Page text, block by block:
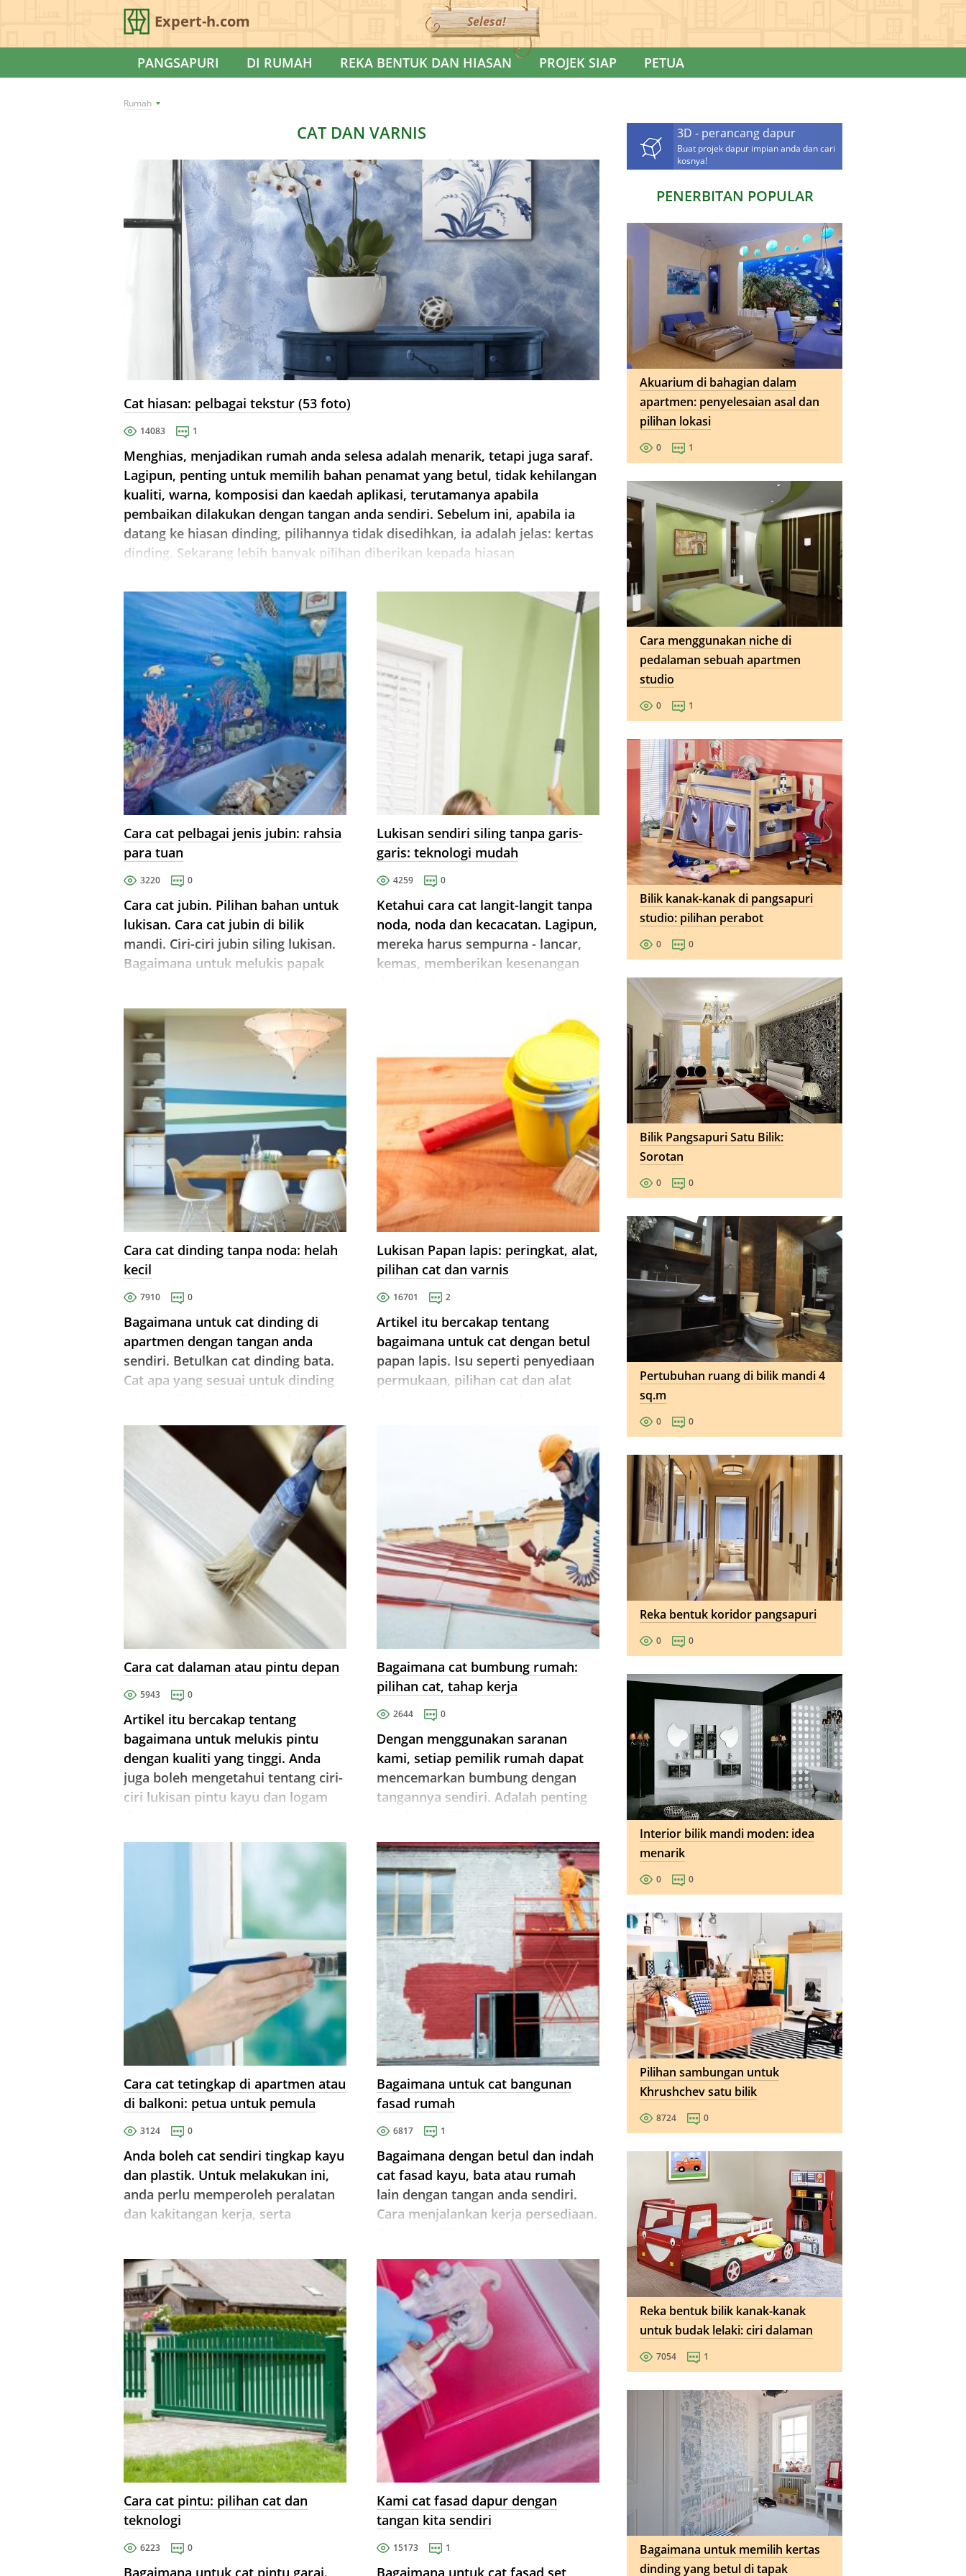
Expert-h.com Selesa!
PANGSAPURI DI RUMAH REKA BENTUK DAN HIASAN PROJEK SIAP PETUA
Rumah
CAT DAN VARNIS
Cat hiasan: pelbagai tekstur (53 foto)
14083 1
Menghias, menjadikan rumah anda selesa adalah menarik, tetapi juga saraf.
Lagipun, penting untuk memilih bahan penamat yang betul, tidak kehilangan
kualiti, warna, komposisi dan kaedah aplikasi, terutamanya apabila
pembaikan dilakukan dengan tangan anda sendiri. Sebelum ini, apabila ia
datang ke hiasan dinding, pilihannya tidak disedihkan, ia adalah jelas: kertas
dinding. Sekarang lebih banyak pilihan diberikan kepada hiasan
Cara cat pelbagai jenis jubin: rahsia
para tuan
3220 0
Cara cat jubin. Pilihan bahan untuk
lukisan. Cara cat jubin di bilik
mandi. Ciri-ciri jubin siling lukisan.
Bagaimana untuk melukis papak
Lukisan sendiri siling tanpa garis-
garis: teknologi mudah
4259 0
Ketahui cara cat langit-langit tanpa
noda, noda dan kecacatan. Lagipun,
mereka harus sempurna - lancar,
kemas, memberikan kesenangan
Cara cat dinding tanpa noda: helah
kecil
7910 0
Bagaimana untuk cat dinding di
apartmen dengan tangan anda
sendiri. Betulkan cat dinding bata.
Cat apa yang sesuai untuk dinding
lukisan dinding.
Lukisan Papan lapis: peringkat, alat,
pilihan cat dan varnis
16701 2
Artikel itu bercakap tentang
bagaimana untuk cat dengan betul
papan lapis. Isu seperti penyediaan
permukaan, pilihan cat dan alat
Cara cat dalaman atau pintu depan
5943 0
Artikel itu bercakap tentang
bagaimana untuk melukis pintu
dengan kualiti yang tinggi. Anda
juga boleh mengetahui tentang ciri-
ciri lukisan pintu kayu dan logam
Bagaimana cat bumbung rumah:
pilihan cat, tahap kerja
2644 0
Dengan menggunakan saranan
kami, setiap pemilik rumah dapat
mencemarkan bumbung dengan
tangannya sendiri. Adalah penting
mengambil kira semua nuansa.
Cara cat tetingkap di apartmen atau
di balkoni: petua untuk pemula
3124 0
Anda boleh cat sendiri tingkap kayu
dan plastik. Untuk melakukan ini,
anda perlu memperoleh peralatan
dan kakitangan kerja, serta
Bagaimana untuk cat bangunan
fasad rumah
6817 1
Bagaimana dengan betul dan indah
cat fasad kayu, bata atau rumah
lain dengan tangan anda sendiri.
Cara menjalankan kerja persediaan.
Cara cat pintu: pilihan cat dan
teknologi
6223 0
Kami cat fasad dapur dengan
tangan kita sendiri
15173 1
3D - perancang dapur
Buat projek dapur impian anda dan cari
kosnya!
PENERBITAN POPULAR
Akuarium di bahagian dalam
apartmen: penyelesaian asal dan
pilihan lokasi
0 1
Cara menggunakan niche di
pedalaman sebuah apartmen
studio
0 1
Bilik kanak-kanak di pangsapuri
studio: pilihan perabot
0 0
Bilik Pangsapuri Satu Bilik:
Sorotan
0 0
Pertubuhan ruang di bilik mandi 4
sq.m
0 0
Reka bentuk koridor pangsapuri
0 0
Interior bilik mandi moden: idea
menarik
0 0
Pilihan sambungan untuk
Khrushchev satu bilik
8724 0
Reka bentuk bilik kanak-kanak
untuk budak lelaki: ciri dalaman
7054 1
Bagaimana untuk memilih kertas
dinding yang betul di tapak